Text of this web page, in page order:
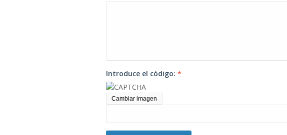
Introduce el código: *
Cambiar imagen